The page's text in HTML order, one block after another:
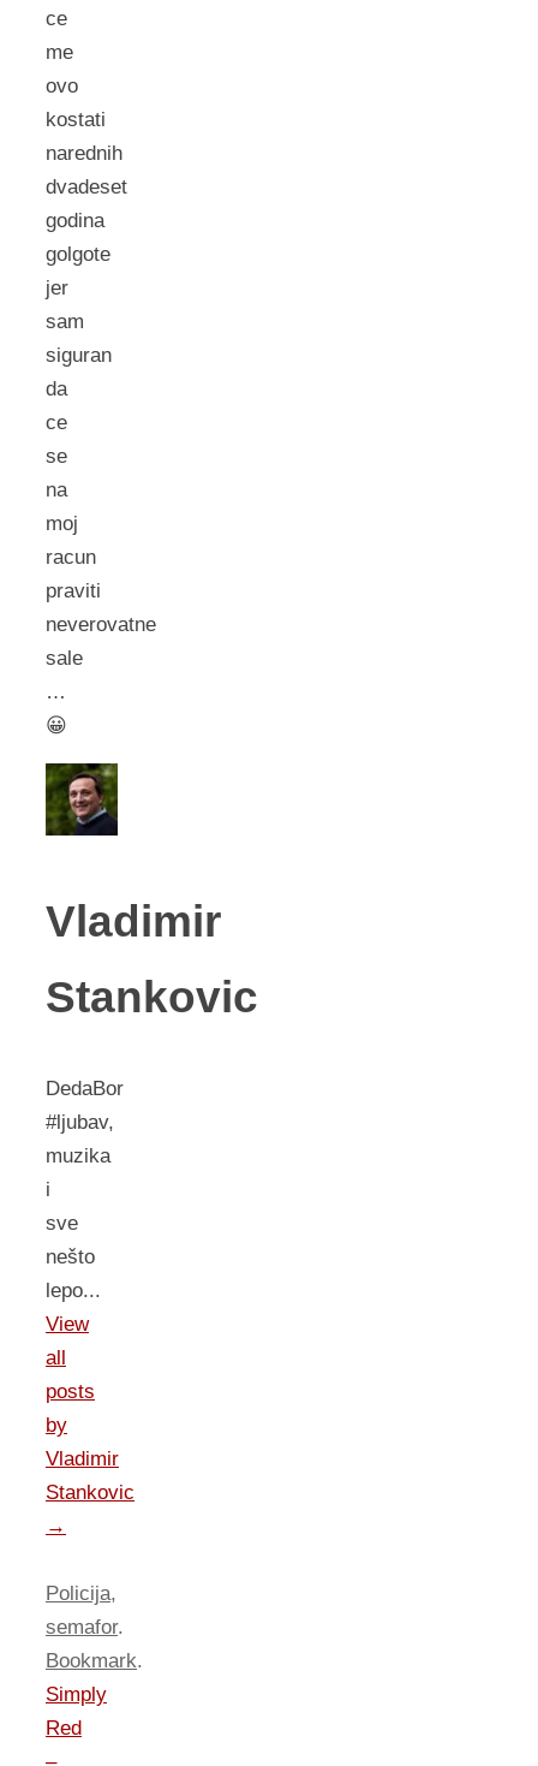
ce
me
ovo
kostati
narednih
dvadeset
godina
golgote
jer
sam
siguran
da
ce
se
na
moj
racun
praviti
neverovatne
sale
…
😀
Vladimir
Stankovic
DedaBor
#ljubav,
muzika
i
sve
nešto
lepo...
View
all
posts
by
Vladimir
Stankovic
→
Policija,
semafor.
Bookmark.
Simply
Red